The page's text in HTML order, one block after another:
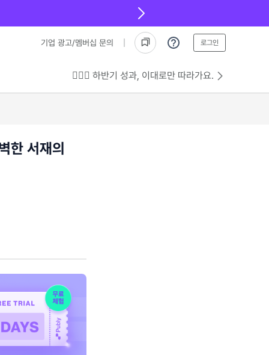
기업 광고/멤버십 문의 로그인
💁🏻‍♂️ 하반기 성과, 이대로만 따라가요.
한 서재의